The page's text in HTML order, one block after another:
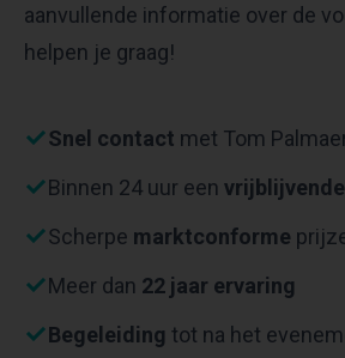
aanvullende informatie over de
helpen je graag!
Snel contact met Tom
Binnen 24 uur een
Scherpe marktconforme
Meer dan 22 jaar ervaring
Begeleiding tot na het